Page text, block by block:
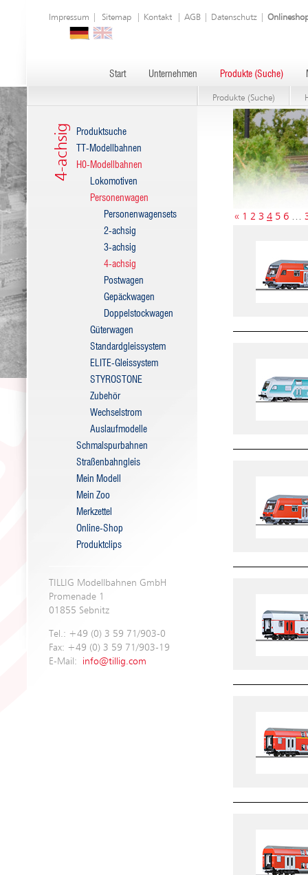
Impressum Sitemap Kontakt AGB Datenschutz
Start Unternehmen Produkte (Suche)
Produkte (Suche)
4-achsig
Produktsuche
TT-Modellbahnen
H0-Modellbahnen
Lokomotiven
Personenwagen
Personenwagensets
2-achsig
3-achsig
4-achsig
Postwagen
Gepäckwagen
Doppelstockwagen
Güterwagen
Standardgleissystem
ELITE-Gleissystem
STYROSTONE
Zubehör
Wechselstrom
Auslaufmodelle
Schmalspurbahnen
Straßenbahngleis
Mein Modell
Mein Zoo
Merkzettel
Online-Shop
Produktclips
TILLIG Modellbahnen GmbH
Promenade 1
01855 Sebnitz
Tel.: +49 (0) 3 59 71/903-0
Fax: +49 (0) 3 59 71/903-19
E-Mail: info@tillig.com
« 1 2 3 4 5 6 …